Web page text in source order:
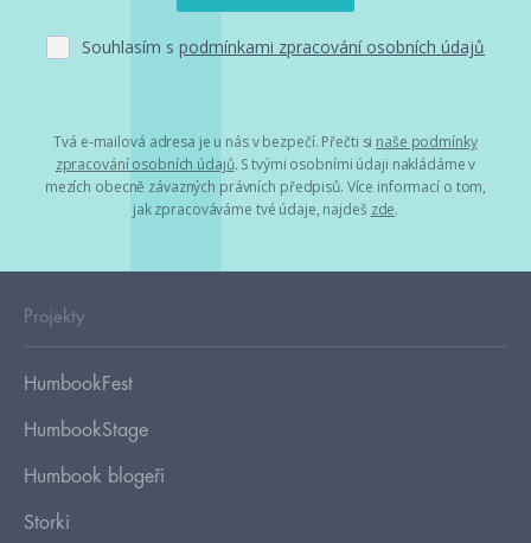
Souhlasím s podmínkami zpracování osobních údajů
Tvá e-mailová adresa je u nás v bezpečí. Přečti si naše podmínky
zpracování osobních údajů. S tvými osobními údaji nakládáme v
mezích obecně závazných právních předpisů. Více informací o tom,
jak zpracováváme tvé údaje, najdeš zde.
Projekty
HumbookFest
HumbookStage
Humbook blogeři
Storki